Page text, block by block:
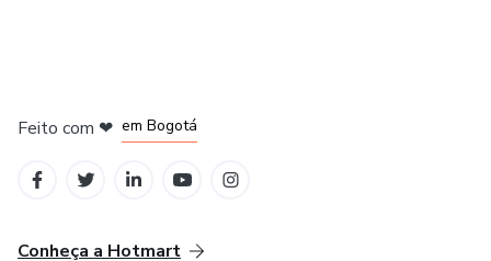
Feito com ❤ em Bogotá
Conheça a Hotmart